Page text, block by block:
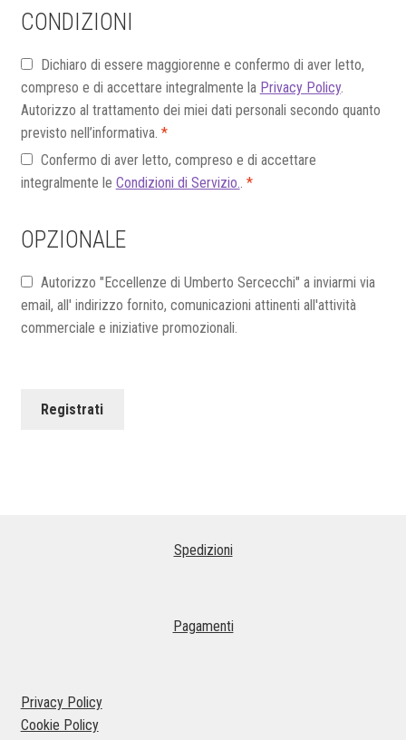
CONDIZIONI
Dichiaro di essere maggiorenne e confermo di aver letto,
compreso e di accettare integralmente la Privacy Policy.
Autorizzo al trattamento dei miei dati personali secondo quanto
previsto nell’informativa. *
Confermo di aver letto, compreso e di accettare
integralmente le Condizioni di Servizio.. *
OPZIONALE
Autorizzo "Eccellenze di Umberto Sercecchi" a inviarmi via
email, all' indirizzo fornito, comunicazioni attinenti all'attività
commerciale e iniziative promozionali.
Registrati
Spedizioni
Pagamenti
Privacy Policy
Cookie Policy